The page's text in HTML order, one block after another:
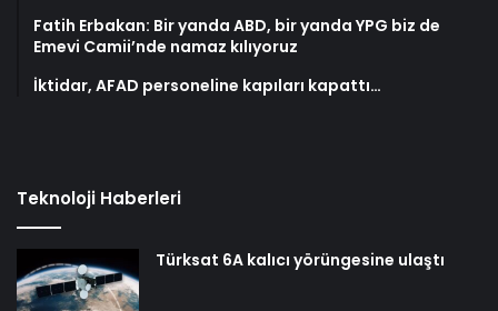
Fatih Erbakan: Bir yanda ABD, bir yanda YPG biz de
Emevi Camii’nde namaz kılıyoruz
İktidar, AFAD personeline kapıları kapattı…
Teknoloji Haberleri
Türksat 6A kalıcı yörüngesine ulaştı